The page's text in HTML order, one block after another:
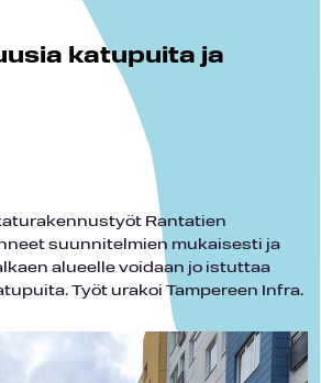
katupuita ja
Rantatien
suunnitelmien mukaisesti ja
alueelle voidaan jo istuttaa
Työt urakoi Tampereen Infra.